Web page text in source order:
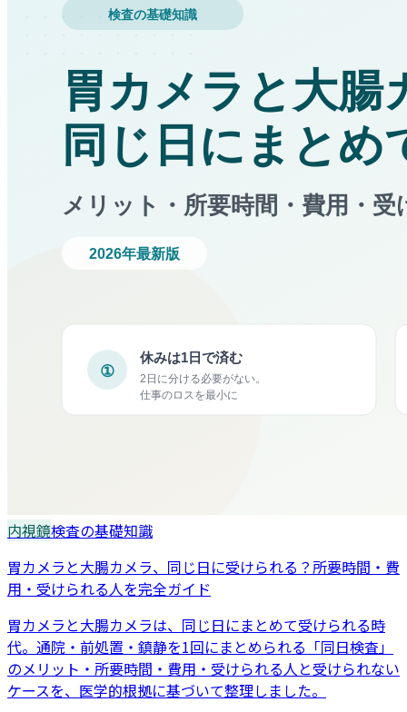
内視鏡検査の基礎知識
胃カメラと大腸カメラ、同じ日に受けられる？所要時間・費
用・受けられる人を完全ガイド
胃カメラと大腸カメラは、同じ日にまとめて受けられる時
代。通院・前処置・鎮静を1回にまとめられる「同日検査」
のメリット・所要時間・費用・受けられる人と受けられない
ケースを、医学的根拠に基づいて整理しました。